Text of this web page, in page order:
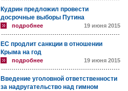
Кудрин предложил провести
досрочные выборы Путина
подробнее 19 июня 2015
ЕС продлит санкции в отношении
Крыма на год
подробнее 19 июня 2015
Введение уголовной ответственности
за надругательство над гимном